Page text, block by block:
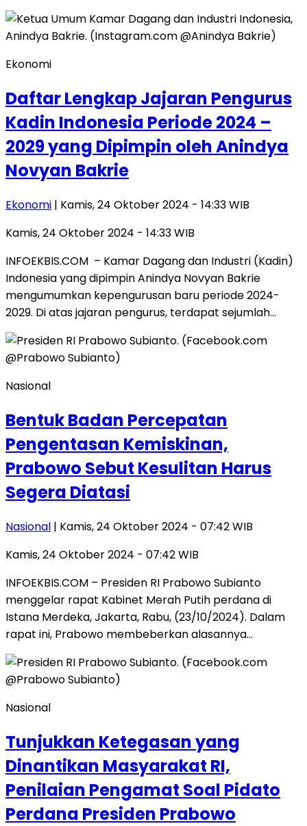
Ekonomi
Daftar Lengkap Jajaran Pengurus
Kadin Indonesia Periode 2024 –
2029 yang Dipimpin oleh Anindya
Novyan Bakrie
Ekonomi | Kamis, 24 Oktober 2024 - 14:33 WIB
Kamis, 24 Oktober 2024 - 14:33 WIB
INFOEKBIS.COM – Kamar Dagang dan Industri (Kadin)
Indonesia yang dipimpin Anindya Novyan Bakrie
mengumumkan kepengurusan baru periode 2024-
2029. Di atas jajaran pengurus, terdapat sejumlah…
Nasional
Bentuk Badan Percepatan
Pengentasan Kemiskinan,
Prabowo Sebut Kesulitan Harus
Segera Diatasi
Nasional | Kamis, 24 Oktober 2024 - 07:42 WIB
Kamis, 24 Oktober 2024 - 07:42 WIB
INFOEKBIS.COM – Presiden RI Prabowo Subianto
menggelar rapat Kabinet Merah Putih perdana di
Istana Merdeka, Jakarta, Rabu, (23/10/2024). Dalam
rapat ini, Prabowo membeberkan alasannya…
Nasional
Tunjukkan Ketegasan yang
Dinantikan Masyarakat RI,
Penilaian Pengamat Soal Pidato
Perdana Presiden Prabowo